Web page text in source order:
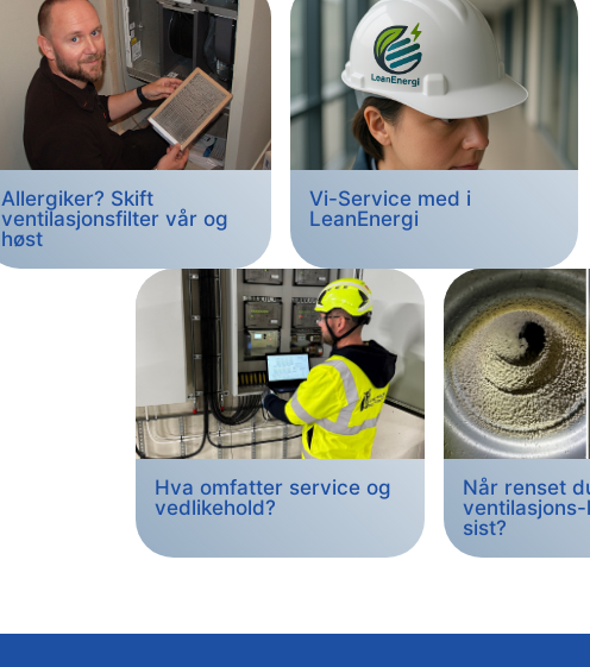
Allergiker? Skift
ventilasjonsfilter vår og
høst
Vi-Service med i
LeanEnergi
Hva omfatter service og
vedlikehold?
Når renset
sist?